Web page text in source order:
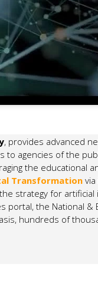
, provides advanced
agencies of the
the educational
Transformation
strategy for
portal, the National
hundreds of